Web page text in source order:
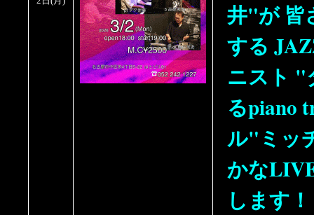
井"が 皆
する
ニスト "
るpiano
ル"ミッ
かな
します